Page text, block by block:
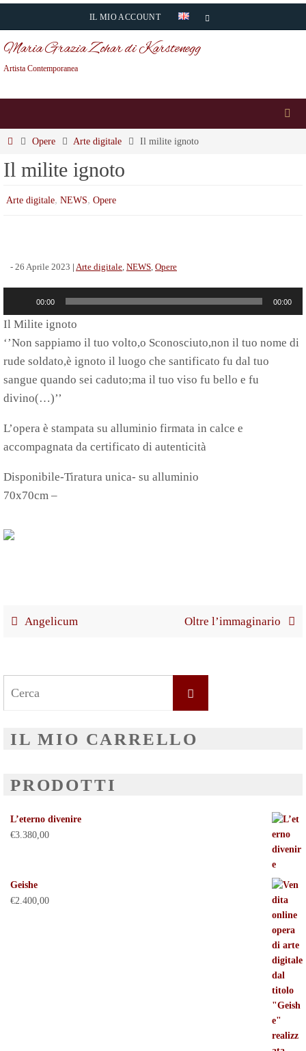
al
contenuto
IL MIO ACCOUNT
Maria Grazia Zohar di Karstenegg
Artista Contemporanea
HomeOpere Arte digitale Il milite ignoto
Il milite ignoto
Arte digitale, NEWS, Opere
- 26 Aprile 2023 | Arte digitale, NEWS, Opere
Player
00:00 00:00
Il Milite ignoto
‘’Non sappiamo il tuo volto,o Sconosciuto,non il tuo nome di
rude soldato,è ignoto il luogo che santificato fu dal tuo
sangue quando sei caduto;ma il tuo viso fu bello e fu
divino(…)’’
L’opera è stampata su alluminio firmata in calce e
accompagnata da certificato di autenticità
Disponibile-Tiratura unica- su alluminio
70x70cm –
Angelicum Oltre l’immaginario
Cerca
IL MIO CARRELLO
PRODOTTI
L’eterno divenire
€3.380,00
Geishe
€2.400,00